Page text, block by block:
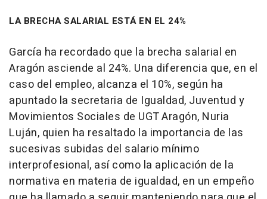
LA BRECHA SALARIAL ESTÁ EN EL 24%
García ha recordado que la brecha salarial en
Aragón asciende al 24%. Una diferencia que, en el
caso del empleo, alcanza el 10%, según ha
apuntado la secretaria de Igualdad, Juventud y
Movimientos Sociales de UGT Aragón, Nuria
Luján, quien ha resaltado la importancia de las
sucesivas subidas del salario mínimo
interprofesional, así como la aplicación de la
normativa en materia de igualdad, en un empeño